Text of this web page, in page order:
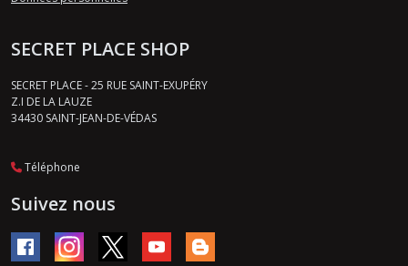
SECRET PLACE SHOP
SECRET PLACE - 25 RUE SAINT-EXUPÉRY
Z.I DE LA LAUZE
34430 SAINT-JEAN-DE-VÉDAS
Téléphone
Suivez nous